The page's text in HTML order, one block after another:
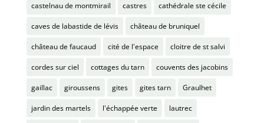
castelnau de montmirail castres cathédrale ste cécile
caves de labastide de lévis château de bruniquel
château de faucaud cité de l'espace cloitre de st salvi
cordes sur ciel cottages du tarn couvents des jacobins
gaillac giroussens gites gites tarn Graulhet
jardin des martels l'échappée verte lautrec